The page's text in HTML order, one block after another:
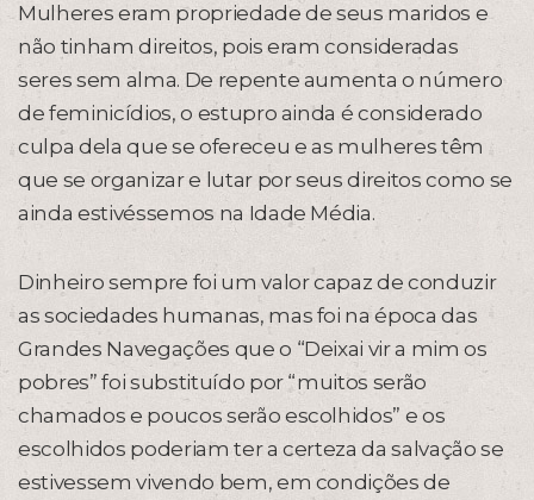
Mulheres eram propriedade de seus maridos e
não tinham direitos, pois eram consideradas
seres sem alma. De repente aumenta o número
de feminicídios, o estupro ainda é considerado
culpa dela que se ofereceu e as mulheres têm
que se organizar e lutar por seus direitos como se
ainda estivéssemos na Idade Média.
Dinheiro sempre foi um valor capaz de conduzir
as sociedades humanas, mas foi na época das
Grandes Navegações que o “Deixai vir a mim os
pobres” foi substituído por “muitos serão
chamados e poucos serão escolhidos” e os
escolhidos poderiam ter a certeza da salvação se
estivessem vivendo bem, em condições de